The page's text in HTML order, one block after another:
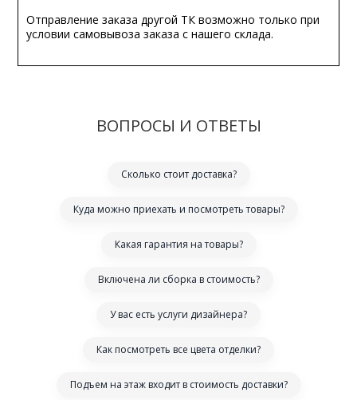
Отправление заказа другой ТК возможно только при
условии самовывоза заказа с нашего склада.
ВОПРОСЫ И ОТВЕТЫ
Сколько стоит доставка?
Куда можно приехать и посмотреть товары?
Какая гарантия на товары?
Включена ли сборка в стоимость?
У вас есть услуги дизайнера?
Как посмотреть все цвета отделки?
Подъем на этаж входит в стоимость доставки?